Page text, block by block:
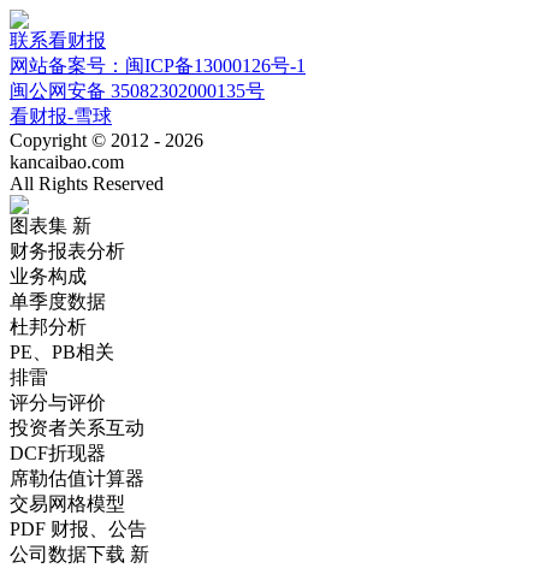
联系看财报
网站备案号：闽ICP备13000126号-1
闽公网安备 35082302000135号
看财报-雪球
Copyright © 2012 - 2026
kancaibao.com
All Rights Reserved
图表集 新
财务报表分析
业务构成
单季度数据
杜邦分析
PE、PB相关
排雷
评分与评价
投资者关系互动
DCF折现器
席勒估值计算器
交易网格模型
PDF 财报、公告
公司数据下载 新